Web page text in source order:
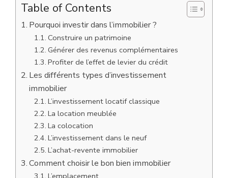
Table of Contents
Pourquoi investir dans l’immobilier ?
Construire un patrimoine
Générer des revenus complémentaires
Profiter de l’effet de levier du crédit
Les différents types d’investissement
immobilier
L’investissement locatif classique
La location meublée
La colocation
L’investissement dans le neuf
L’achat-revente immobilier
Comment choisir le bon bien immobilier